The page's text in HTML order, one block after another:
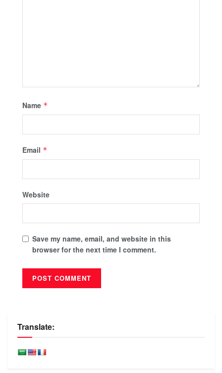
Name *
Email *
Website
Save my name, email, and website in this
browser for the next time I comment.
Translate: